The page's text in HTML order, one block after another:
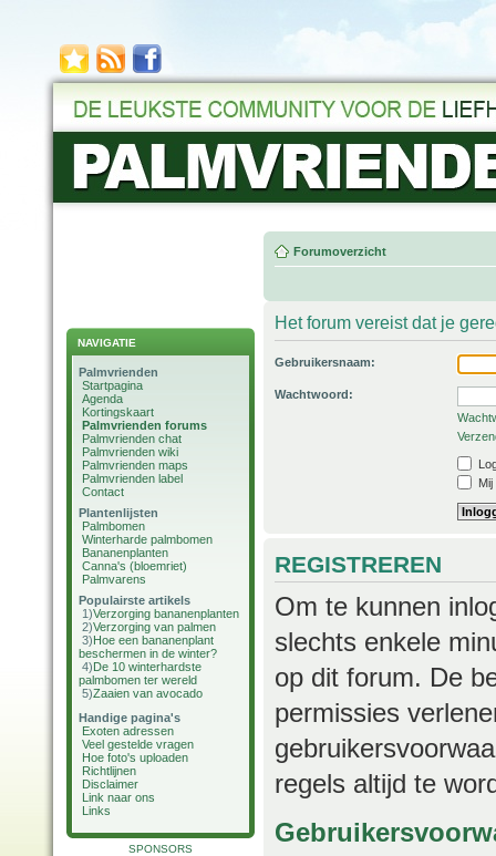
NAVIGATIE
Palmvrienden
Startpagina
Agenda
Kortingskaart
Palmvrienden forums
Palmvrienden chat
Palmvrienden wiki
Palmvrienden maps
Palmvrienden label
Contact
Plantenlijsten
Palmbomen
Winterharde palmbomen
Bananenplanten
Canna's (bloemriet)
Palmvarens
Populairste artikels
1)Verzorging bananenplanten
2)Verzorging van palmen
3)Hoe een bananenplant
beschermen in de winter?
4)De 10 winterhardste
palmbomen ter wereld
5)Zaaien van avocado
Handige pagina's
Exoten adressen
Veel gestelde vragen
Hoe foto's uploaden
Richtlijnen
Disclaimer
Link naar ons
Links
SPONSORS
Forumoverzicht
Het forum vereist dat je
Gebruikersnaam:
Wachtwoord:
REGISTREREN
Om te kunnen
slechts enkele
op dit forum. De
permissies
regels altijd te